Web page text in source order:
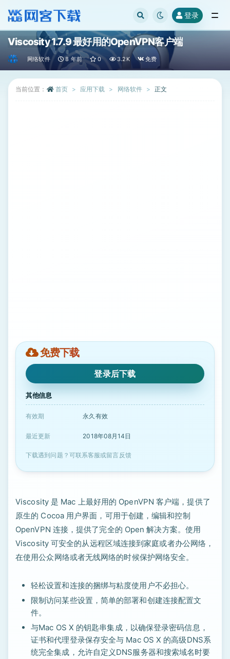
登录
Viscosity 1.7.9 最好用的OpenVPN客户端
网络软件 8 年前 0 3.2K 免费
当前位置： 首页 应用下载 网络软件 正文
免费下载
登录后下载
其他信息
有效期 永久有效
最近更新 2018年08月14日
下载遇到问题？可联系客服或留言反馈
Viscosity 是 Mac 上最好用的 OpenVPN 客户端，提供了
原生的 Cocoa 用户界面，可用于创建，编辑和控制
OpenVPN 连接，提供了完全的 Open 解决方案。使用
Viscosity 可安全的从远程区域连接到家庭或者办公网络，
在使用公众网络或者无线网络的时候保护网络安全。
轻松设置和连接的捆绑与粘度使用户不必担心。
限制访问某些设置，简单的部署和创建连接配置文
件。
与Mac OS X 的钥匙串集成，以确保登录密码信息，
证书和代理登录保存安全与 Mac OS X 的高级DNS系
统完全集成，允许自定义DNS服务器和搜索域名时要
全部